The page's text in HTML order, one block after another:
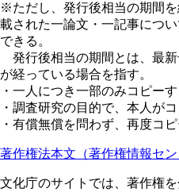
※ただし、発行後相当の期間
載された一論文・一記事につ
できる。
発行後相当の期間とは、最新
が経っている場合を指す。
・一人につき一部のみコピー
・調査研究の目的で、本人が
・有償無償を問わず、再度コ
著作権法本文（著作権情報セン
文化庁のサイトでは、著作権